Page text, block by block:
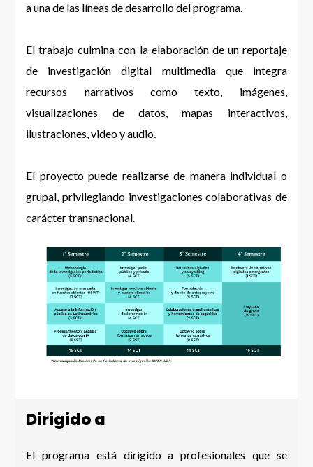
a una de las líneas de desarrollo del programa.
El trabajo culmina con la elaboración de un reportaje
de investigación digital multimedia que integra
recursos narrativos como texto, imágenes,
visualizaciones de datos, mapas interactivos,
ilustraciones, video y audio.
El proyecto puede realizarse de manera individual o
grupal, privilegiando investigaciones colaborativas de
carácter transnacional.
Dirigido a
El programa está dirigido a profesionales que se